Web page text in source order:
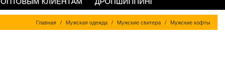
Главная Мужская одежда Мужские свитера Мужские кофты